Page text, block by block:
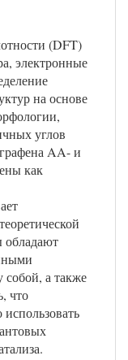
(DFT)
электронные
на основе
углов
AA- и
как
обладают
собой, а также
что